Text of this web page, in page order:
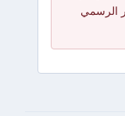
الرسمي